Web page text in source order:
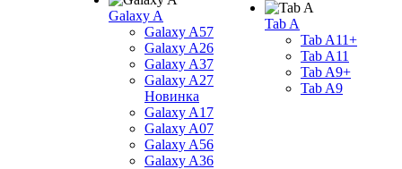
Galaxy A
Galaxy A57
Galaxy A26
Galaxy A37
Galaxy A27
Новинка
Galaxy A17
Galaxy A07
Galaxy A56
Galaxy A36
Tab A
Tab A11+
Tab A11
Tab A9+
Tab A9